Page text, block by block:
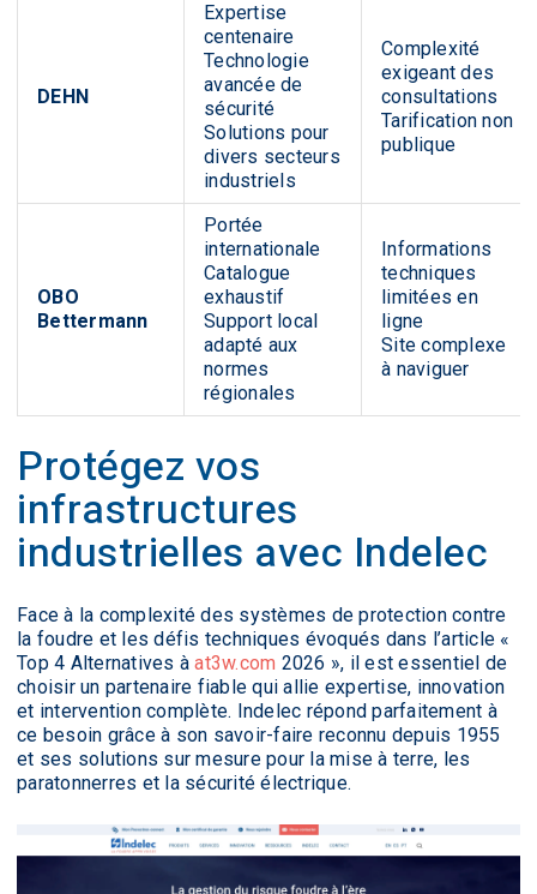
DEHN
Expertise
centenaire
Technologie
avancée de
sécurité
Solutions pour
divers secteurs
industriels
Complexité
exigeant des
consultations
Tarification non
publique
OBO
Bettermann
Portée
internationale
Catalogue
exhaustif
Support local
adapté aux
normes
régionales
Informations
techniques
limitées en
ligne
Site complexe
à naviguer
Protégez vos
infrastructures
industrielles avec Indelec
Face à la complexité des systèmes de protection contre
la foudre et les défis techniques évoqués dans l’article «
Top 4 Alternatives àat3w.com 2026 », il est essentiel de
choisir un partenaire fiable qui allie expertise, innovation
et intervention complète. Indelec répond parfaitement à
ce besoin grâce à son savoir-faire reconnu depuis 1955
et ses solutions sur mesure pour la mise à terre, les
paratonnerres et la sécurité électrique.